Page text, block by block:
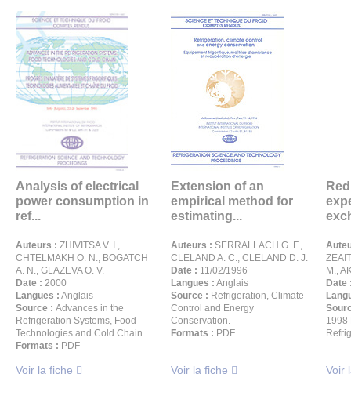
Analysis of electrical
power consumption in
ref...
Auteurs : ZHIVITSA V. I.,
CHTELMAKH O. N., BOGATCH
A. N., GLAZEVA O. V.
Date : 2000
Langues : Anglais
Source : Advances in the
Refrigeration Systems, Food
Technologies and Cold Chain
Formats : PDF
Voir la fiche
Extension of an
empirical method for
estimating...
Auteurs : SERRALLACH G. F.,
CLELAND A. C., CLELAND D. J.
Date : 11/02/1996
Langues : Anglais
Source : Refrigeration, Climate
Control and Energy
Conservation.
Formats : PDF
Voir la fiche
M.,
Date
1998
Voir